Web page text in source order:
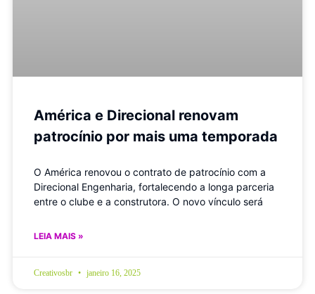
América e Direcional renovam
patrocínio por mais uma temporada
O América renovou o contrato de patrocínio com a
Direcional Engenharia, fortalecendo a longa parceria
entre o clube e a construtora. O novo vínculo será
LEIA MAIS »
Creativosbr janeiro 16, 2025